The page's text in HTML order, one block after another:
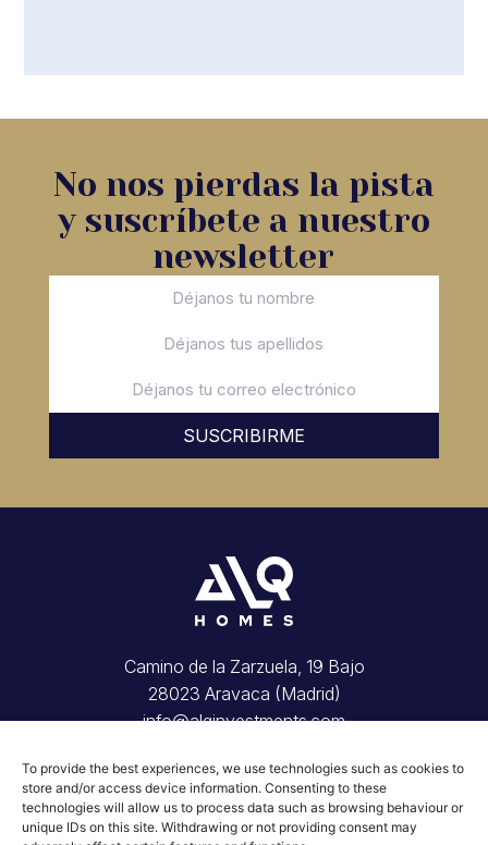
To provide the best experiences, we use technologies such as cookies to
store and/or access device information. Consenting to these
technologies will allow us to process data such as browsing behaviour or
unique IDs on this site. Withdrawing or not providing consent may
No nos pierdas la pista
y suscríbete a nuestro
newsletter
SUSCRIBIRME
Camino de la Zarzuela, 19 Bajo
28023 Aravaca (Madrid)
info@alqinvestments.com
Tu vivienda
Invierte con nosotros
Conócenos